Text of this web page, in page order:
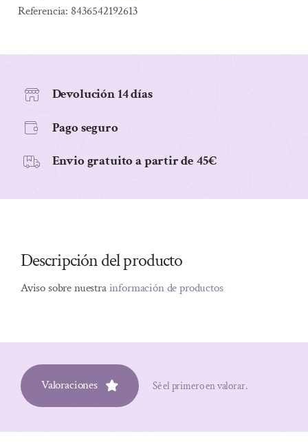
COCO
800
cantidad
Referencia: 8436542192613
Devolución 14 días
Pago seguro
Envio gratuito a partir de 45€
Descripción del producto
Aviso sobre nuestrainformación de productos
Valoraciones Sé el primero en valorar.